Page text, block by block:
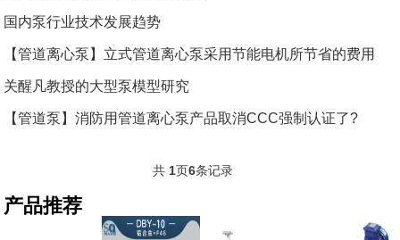
国内泵行业技术发展趋势
【管道离心泵】立式管道离心泵采用节能电机所节省的费用
关醒凡教授的大型泵模型研究
【管道泵】消防用管道离心泵产品取消CCC强制认证了?
共 1页6条记录
产品推荐